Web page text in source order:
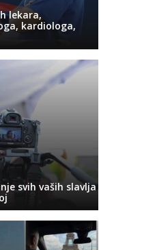
lekara,
kardiologa,
svih vaših slavlja